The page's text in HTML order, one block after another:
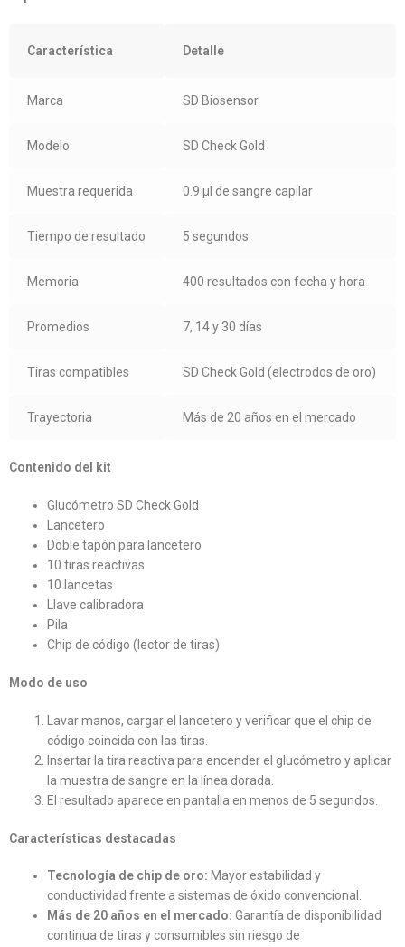
Característica Detalle
Marca SD Biosensor
Modelo SD Check Gold
Muestra requerida 0.9 µl de sangre capilar
Tiempo de resultado 5 segundos
Memoria 400 resultados con fecha y hora
Promedios 7, 14 y 30 días
Tiras compatibles SD Check Gold (electrodos de oro)
Trayectoria Más de 20 años en el mercado
Contenido del kit
Glucómetro SD Check Gold
Lancetero
Doble tapón para lancetero
10 tiras reactivas
10 lancetas
Llave calibradora
Pila
Chip de código (lector de tiras)
Modo de uso
Lavar manos, cargar el lancetero y verificar que el chip de
código coincida con las tiras.
Insertar la tira reactiva para encender el glucómetro y aplicar
la muestra de sangre en la línea dorada.
El resultado aparece en pantalla en menos de 5 segundos.
Características destacadas
Tecnología de chip de oro: Mayor estabilidad y
conductividad frente a sistemas de óxido convencional.
Más de 20 años en el mercado: Garantía de disponibilidad
continua de tiras y consumibles sin riesgo de